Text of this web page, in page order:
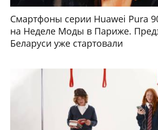
Смартфоны серии Huawei Pura
на Неделе Моды в Париже.
Беларуси уже стартовали